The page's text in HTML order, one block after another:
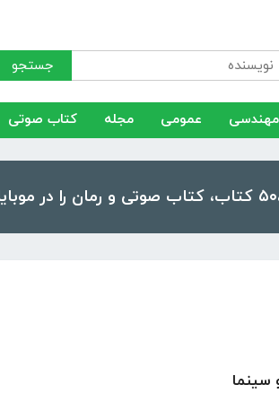
جستجو
مهندسی عمومی مجله کتاب صوتی
سینما